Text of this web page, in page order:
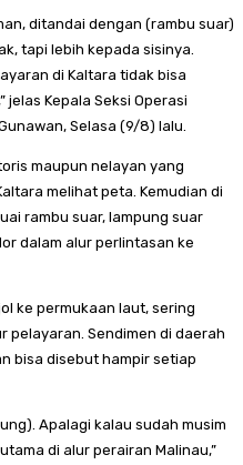
ditandai dengan (rambu suar)
tapi lebih kepada sisinya.
di Kaltara tidak bisa
Kepala Seksi Operasi
Selasa (9/8) lalu.
maupun nelayan yang
melihat peta. Kemudian di
rambu suar, lampung suar
dalam alur perlintasan ke
ke permukaan laut, sering
pelayaran. Sendimen di daerah
bisa disebut hampir setiap
Apalagi kalau sudah musim
di alur perairan Malinau,”